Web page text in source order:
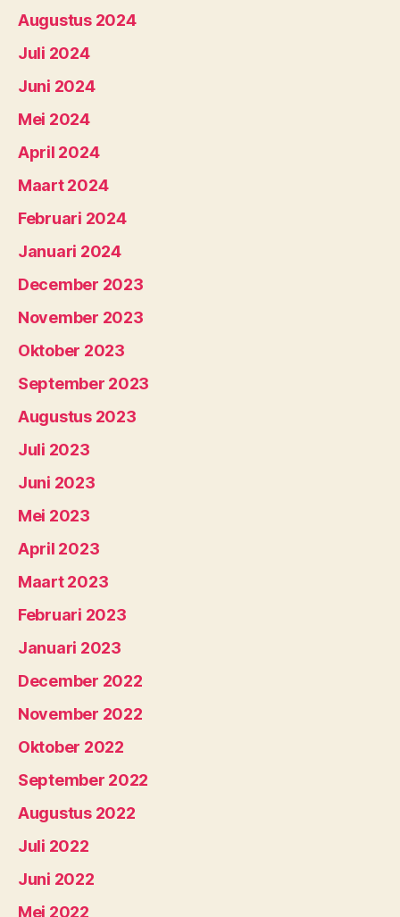
Augustus 2024
Juli 2024
Juni 2024
Mei 2024
April 2024
Maart 2024
Februari 2024
Januari 2024
December 2023
November 2023
Oktober 2023
September 2023
Augustus 2023
Juli 2023
Juni 2023
Mei 2023
April 2023
Maart 2023
Februari 2023
Januari 2023
December 2022
November 2022
Oktober 2022
September 2022
Augustus 2022
Juli 2022
Juni 2022
Mei 2022